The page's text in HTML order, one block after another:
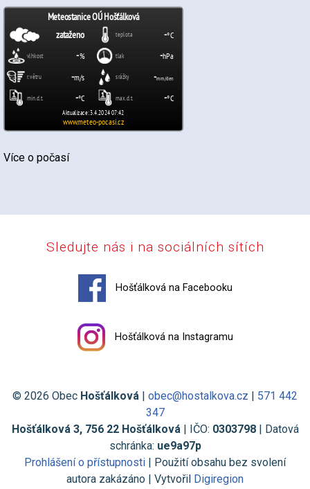
Více o počasí
Sledujte nás i na sociálních sítích
Hošťálková na Facebooku
Hošťálková na Instagramu
© 2026 Obec Hošťálková | obec@hostalkova.cz | 571 442
347
Hošťálková 3, 756 22 Hošťálková| IČO: 0303798| Datová
schránka: ue9a97p
Prohlášení o přístupnosti | Použití obsahu bez svolení
autora zakázáno | Vytvořil Digiregion